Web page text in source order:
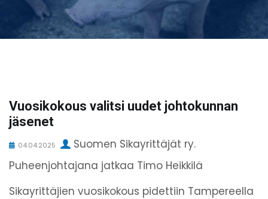
Vuosikokous valitsi uudet johtokunnan
jäsenet
04.04.2025
Suomen Sikayrittäjät ry.
Puheenjohtajana jatkaa Timo Heikkilä
Sikayrittäjien vuosikokous pidettiin Tampereella